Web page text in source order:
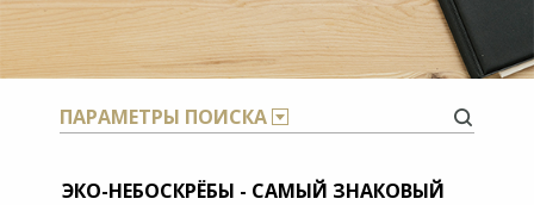
ПАРАМЕТРЫ ПОИСКА
×
ЭКО-НЕБОСКРЁБЫ - САМЫЙ ЗНАКОВЫЙ